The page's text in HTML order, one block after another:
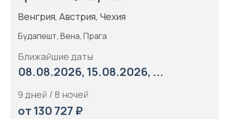
Венгрия, Австрия, Чехия
Будапешт, Вена, Прага
Ближайшие даты
08.08.2026, 15.08.2026, ...
9 дней / 8 ночей
от 130 727 ₽